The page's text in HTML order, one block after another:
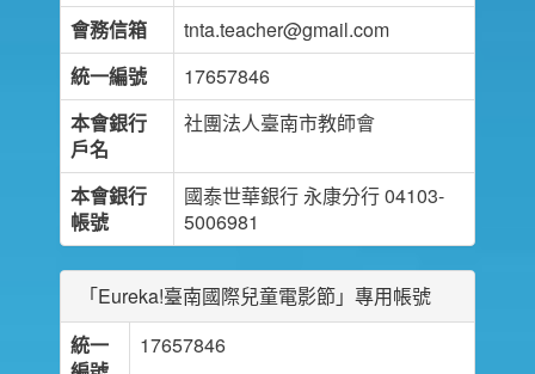
會務信箱
tnta.teacher@gmail.com
統一編號
17657846
本會銀行
戶名
社團法人臺南市教師會
本會銀行
帳號
國泰世華銀行 永康分行 04103-
5006981
「Eureka!臺南國際兒童電影節」專用帳號
統一
17657846